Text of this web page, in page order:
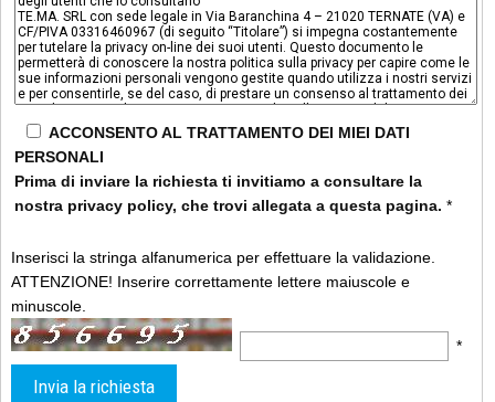
ACCONSENTO AL TRATTAMENTO DEI MIEI DATI
PERSONALI
Prima di inviare la richiesta ti invitiamo a consultare la
nostra privacy policy, che trovi allegata a questa pagina. *
Inserisci la stringa alfanumerica per effettuare la validazione.
ATTENZIONE! Inserire correttamente lettere maiuscole e
minuscole.
*